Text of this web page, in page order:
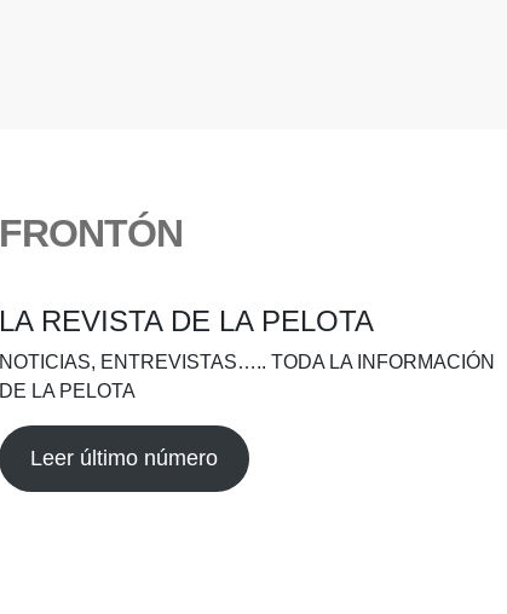
FRONTÓN
LA REVISTA DE LA PELOTA
NOTICIAS, ENTREVISTAS….. TODA LA INFORMACIÓN
DE LA PELOTA
Leer último número